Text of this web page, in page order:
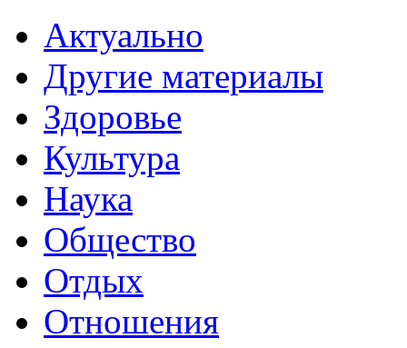
Актуально
Другие материалы
Здоровье
Культура
Наука
Общество
Отдых
Отношения